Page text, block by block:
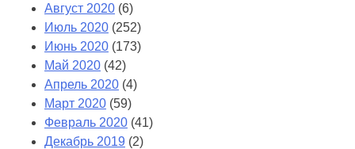
Август 2020 (6)
Июль 2020 (252)
Июнь 2020 (173)
Май 2020 (42)
Апрель 2020 (4)
Март 2020 (59)
Февраль 2020 (41)
Декабрь 2019 (2)